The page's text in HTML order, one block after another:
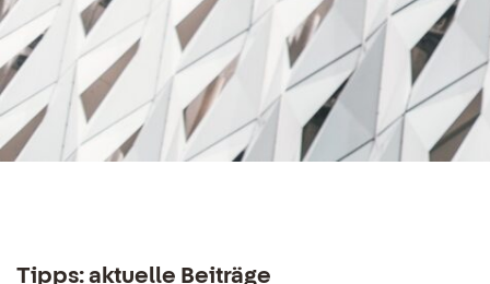
Tipps: aktuelle Beiträge